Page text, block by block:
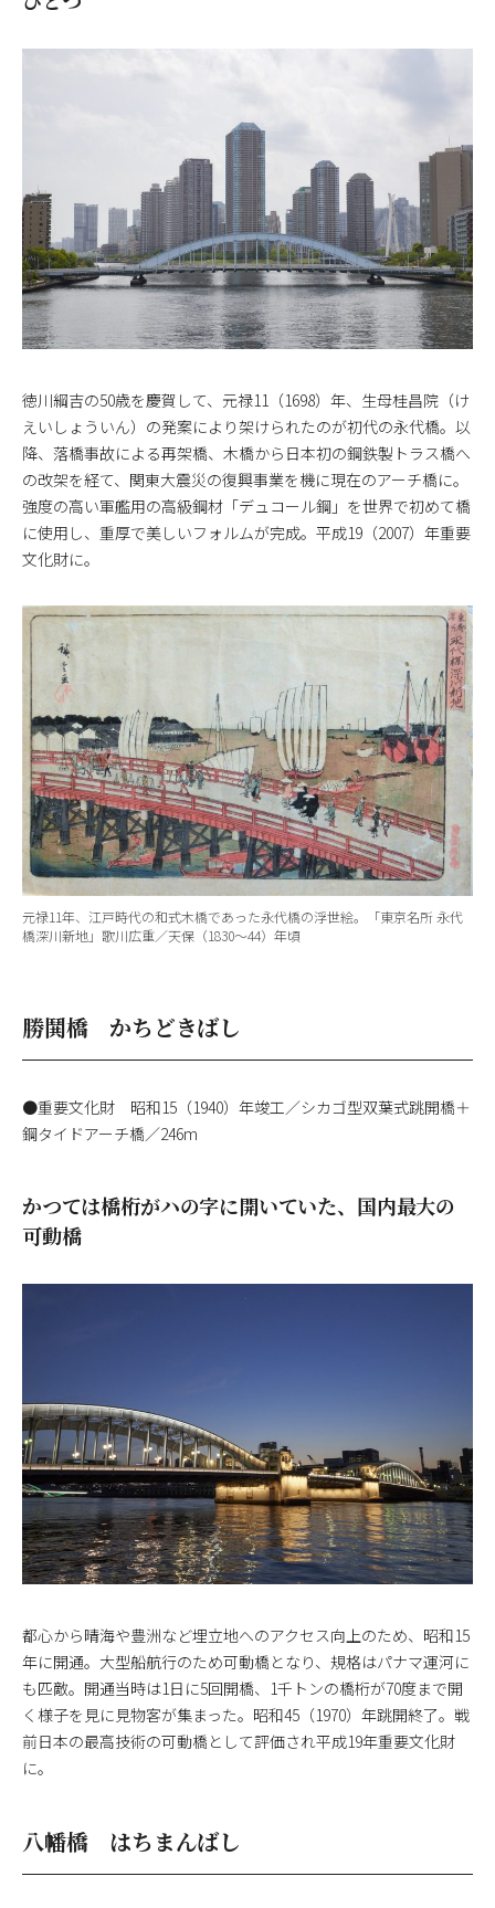
徳川綱吉の50歳を慶賀して、元禄11（1698）年、生母桂昌院（け
えいしょういん）の発案により架けられたのが初代の永代橋。以
降、落橋事故による再架橋、木橋から日本初の鋼鉄製トラス橋へ
の改架を経て、関東大震災の復興事業を機に現在のアーチ橋に。
強度の高い軍艦用の高級鋼材「デュコール鋼」を世界で初めて橋
に使用し、重厚で美しいフォルムが完成。平成19（2007）年重要
文化財に。
元禄11年、江戸時代の和式木橋であった永代橋の浮世絵。「東京名所 永代
橋深川新地」歌川広重／天保（1830～44）年頃
勝鬨橋 かちどきばし
●重要文化財 昭和15（1940）年竣工／シカゴ型双葉式跳開橋＋
鋼タイドアーチ橋／246m
かつては橋桁がハの字に開いていた、国内最大の
可動橋
都心から晴海や豊洲など埋立地へのアクセス向上のため、昭和15
年に開通。大型船航行のため可動橋となり、規格はパナマ運河に
も匹敵。開通当時は1日に5回開橋、1千トンの橋桁が70度まで開
く様子を見に見物客が集まった。昭和45（1970）年跳開終了。戦
前日本の最高技術の可動橋として評価され平成19年重要文化財
に。
八幡橋 はちまんばし